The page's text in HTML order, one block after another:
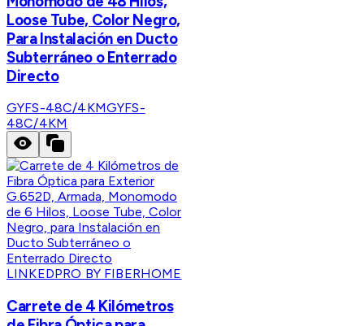
Loose Tube, Color Negro,
Para Instalación en Ducto
Subterráneo o Enterrado
Directo
GYFS-48C/4KMGYFS-
48C/4KM
LINKEDPRO BY FIBERHOME
Carrete de 4 Kilómetros